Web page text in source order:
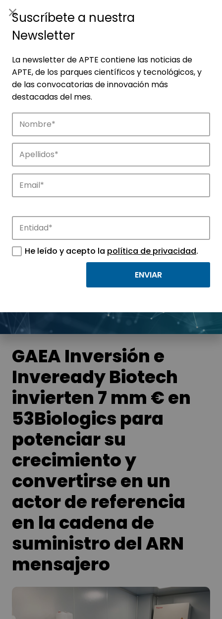
Noticias
Conoce las noticias más destacadas de
APTE y sus parques científicos y
GAEA Inversión e
Inveready Biotech
invierten 7 mm € en
53Biologics para
potenciar su
crecimiento y
convertirse en un
actor de referencia
en la cadena de
suministro del ARN
mensajero
Suscríbete a nuestra
Newsletter
La newsletter de APTE contiene las noticias de
APTE, de los parques científicos y tecnológicos, y
de las convocatorias de innovación más
destacadas del mes.
He leído y acepto la política de privacidad.